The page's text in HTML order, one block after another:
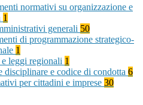
normativi su organizzazione e
1
generali 50
di programmazione strategico-
1
e leggi regionali 1
disciplinare e codice di condotta 6
per cittadini e imprese 30